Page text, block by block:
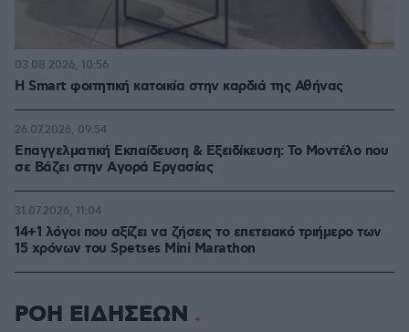
Η Smart φοιτητική κατοικία στην καρδιά της Αθήνας
03.08.2026, 10:56
Επαγγελματική Εκπαίδευση & Εξειδίκευση: Το Mοντέλο που
σε Bάζει στην Aγορά Eργασίας
26.07.2026, 09:54
14+1 λόγοι που αξίζει να ζήσεις το επετειακό τριήμερο των
15 χρόνων του Spetses Mini Marathon
31.07.2026, 11:04
ΡΟΗ ΕΙΔΗΣΕΩΝ